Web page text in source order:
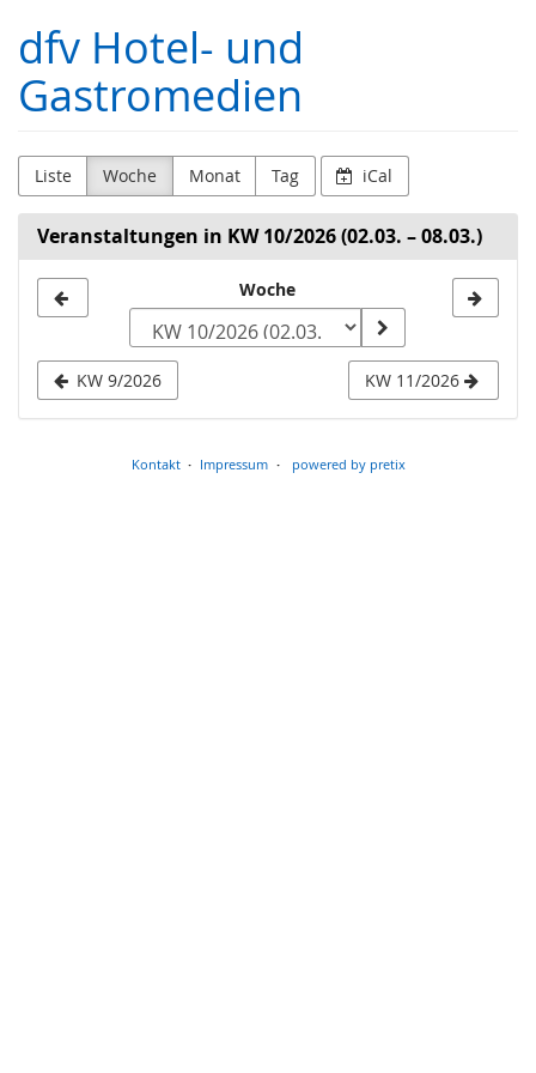
Haupt-
Inhalt
springen
dfv Hotel- und
Gastromedien
Liste Woche Monat Tag iCal
Veranstaltungen in KW 10/2026 (02.03. – 08.03.)
zur
Anzeige
auswählen
Woche
KW 9/2026 KW 11/2026
Kontakt Impressum powered by pretix